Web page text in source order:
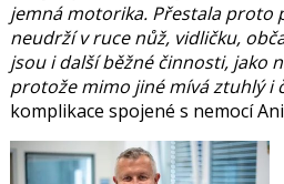
jemná motorika. Přestala proto
neudrží v ruce nůž, vidličku,
jsou i další běžné činnosti, jako
protože mimo jiné mívá ztuhlý i
komplikace spojené s nemocí